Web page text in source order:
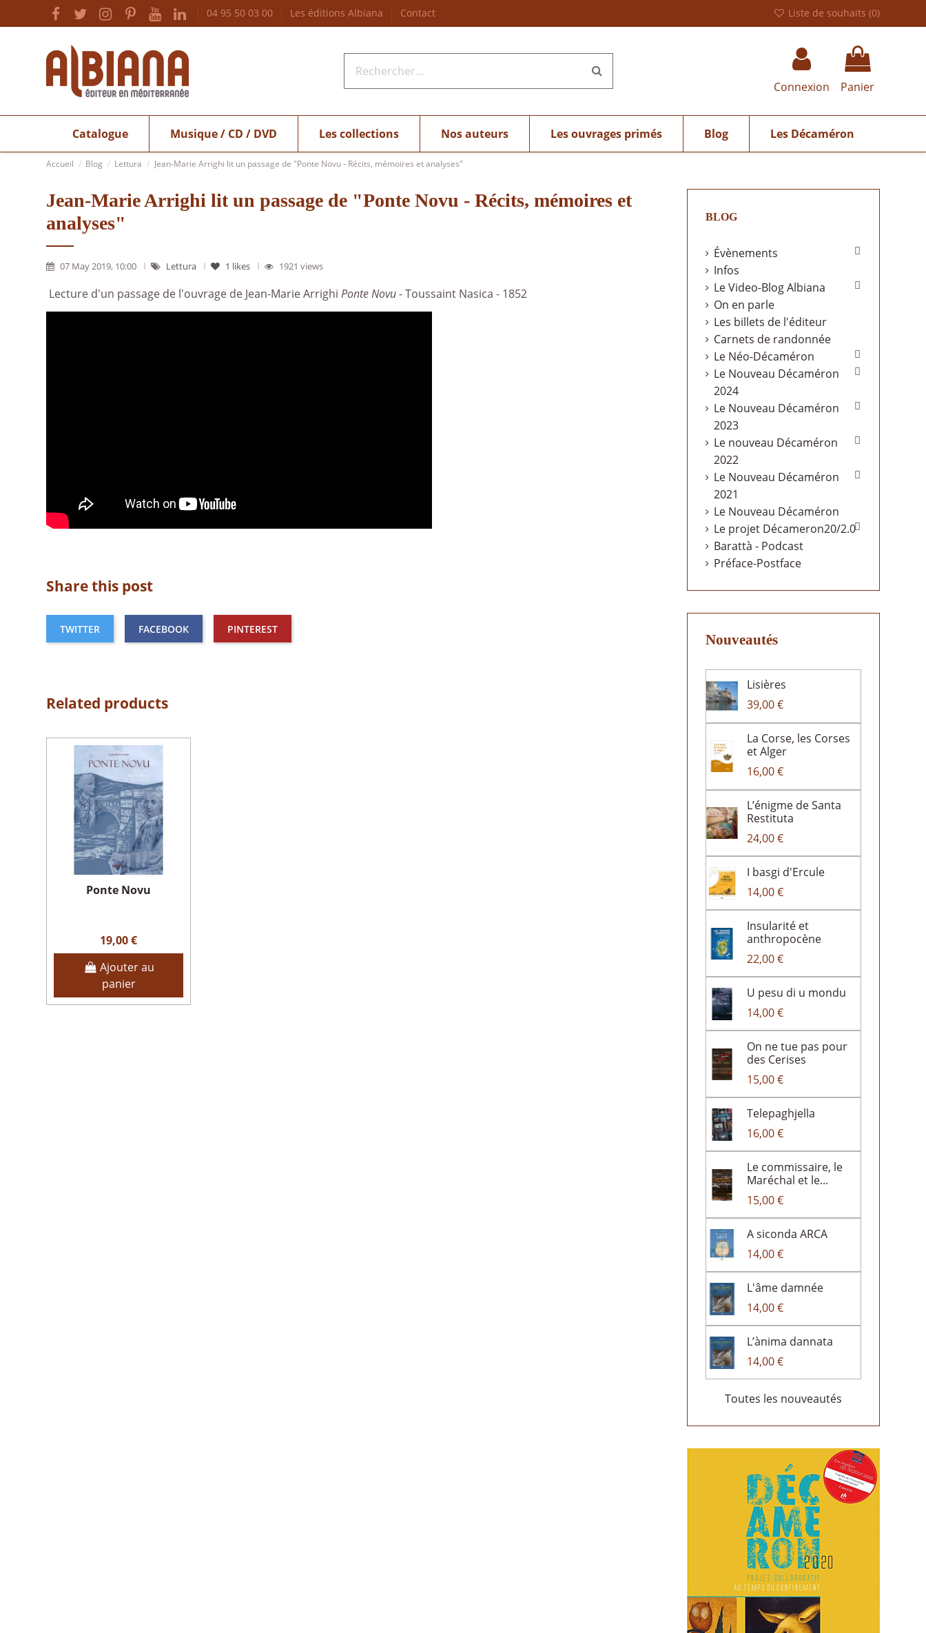
04 95 50 03 00 Les éditions Albiana Contact Liste de souhaits (0)
Connexion Panier
Catalogue Musique / CD / DVD Les collections Nos auteurs Les ouvrages primés Blog Les Décaméron
Accueil Blog Lettura Jean-Marie Arrighi lit un passage de "Ponte Novu - Récits, mémoires et analyses"
Jean-Marie Arrighi lit un passage de "Ponte Novu - Récits, mémoires et
analyses"
07 May 2019, 10:00 Lettura 1 likes 1921 views
Lecture d'un passage de l'ouvrage de Jean-Marie Arrighi Ponte Novu -Toussaint Nasica - 1852
Share this post
TWITTER FACEBOOK PINTEREST
Related products
Ponte Novu
19,00 €
Ajouter au
panier
BLOG
Évènements 
Infos
Le Video-Blog Albiana

On en parle
Les billets de l'éditeur
Carnets de randonnée
Le Néo-Décaméron

Le Nouveau Décaméron
2024

Le Nouveau Décaméron
2023

Le nouveau Décaméron
2022

Le Nouveau Décaméron
2021

Le Nouveau Décaméron
Le projet Décameron20/2.0
Barattà - Podcast
Préface-Postface
Nouveautés
Lisières
39,00 €
La Corse, les Corses
et Alger
16,00 €
L’énigme de Santa
Restituta
24,00 €
I basgi d'Ercule
14,00 €
Insularité et
anthropocène
22,00 €
U pesu di u mondu
14,00 €
On ne tue pas pour
des Cerises
15,00 €
Telepaghjella
16,00 €
Le commissaire, le
Maréchal et le...
15,00 €
A siconda ARCA
14,00 €
L'âme damnée
14,00 €
L’ànima dannata
14,00 €
Toutes les nouveautés